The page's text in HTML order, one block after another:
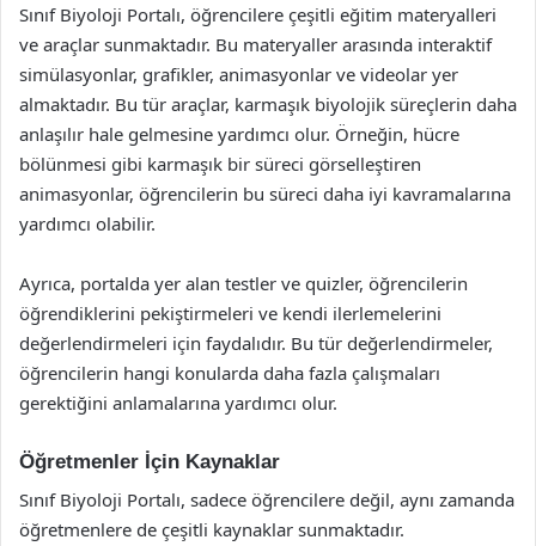
Sınıf Biyoloji Portalı, öğrencilere çeşitli eğitim materyalleri
ve araçlar sunmaktadır. Bu materyaller arasında interaktif
simülasyonlar, grafikler, animasyonlar ve videolar yer
almaktadır. Bu tür araçlar, karmaşık biyolojik süreçlerin daha
anlaşılır hale gelmesine yardımcı olur. Örneğin, hücre
bölünmesi gibi karmaşık bir süreci görselleştiren
animasyonlar, öğrencilerin bu süreci daha iyi kavramalarına
yardımcı olabilir.
Ayrıca, portalda yer alan testler ve quizler, öğrencilerin
öğrendiklerini pekiştirmeleri ve kendi ilerlemelerini
değerlendirmeleri için faydalıdır. Bu tür değerlendirmeler,
öğrencilerin hangi konularda daha fazla çalışmaları
gerektiğini anlamalarına yardımcı olur.
Öğretmenler İçin Kaynaklar
Sınıf Biyoloji Portalı, sadece öğrencilere değil, aynı zamanda
öğretmenlere de çeşitli kaynaklar sunmaktadır.